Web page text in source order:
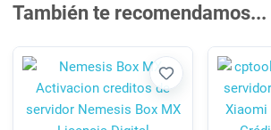
También te recomendamos...
Favorito